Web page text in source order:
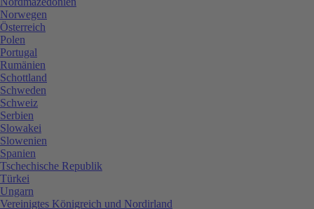
Norwegen
Österreich
Polen
Portugal
Rumänien
Schottland
Schweden
Schweiz
Serbien
Slowakei
Slowenien
Spanien
Tschechische Republik
Türkei
Ungarn
Vereinigtes Königreich und Nordirland